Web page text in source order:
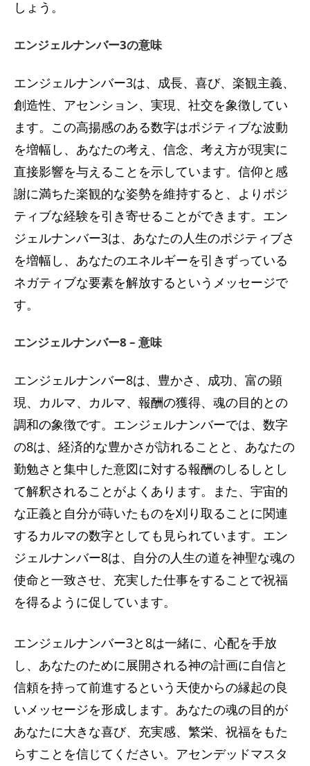
しょう。
エンジェルナンバー3の意味
エンジェルナンバー3は、成長、喜び、楽観主義、
創造性、アセンション、実現、社交を象徴してい
ます。この高揚感のある数字はポジティブな波動
を増幅し、あなたの考え、信念、考え方が現実に
直接影響を与えることを示しています。信仰と感
謝に満ちた楽観的な姿勢を維持すると、よりポジ
ティブな経験を引き寄せることができます。エン
ジェルナンバー3は、あなたの人生のポジティブさ
を増幅し、あなたのエネルギーを引きずっている
ネガティブな要素を解放するというメッセージで
す。
エンジェルナンバー8 – 意味
エンジェルナンバー8は、豊かさ、成功、富の顕
現、カルマ、カルマ、報酬の獲得、魂の目的との
調和の象徴です。エンジェルナンバーでは、数字
の8は、経済的な豊かさが訪れることと、あなたの
勤勉さと集中した意図に対する報酬のしるしとし
て解釈されることがよくあります。また、宇宙的
な正義と自分が蒔いたものを刈り取ることに関連
するカルマの数字としても見られています。エン
ジェルナンバー8は、自分の人生の道を神聖な魂の
使命と一致させ、充実した仕事をすることで祝福
を得るように促しています。
エンジェルナンバー3と8は一緒に、心配を手放
し、あなたのために展開される神の計画に自信と
信頼を持って前進するという天使からの縁起の良
いメッセージを形成します。あなたの魂の目的が
あなたに大きな喜び、充実感、繁栄、祝福をもた
らすことを信じてください。アセンデッドマスタ